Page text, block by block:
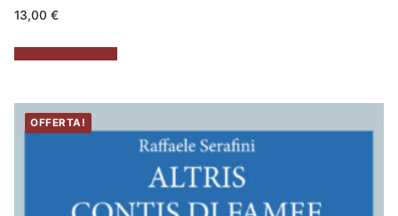
13,00 €
OFFERTA!